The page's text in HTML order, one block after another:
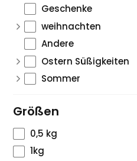
Geschenke
weihnachten
Andere
Ostern Süßigkeiten
Sommer
Größen
0,5 kg
1kg